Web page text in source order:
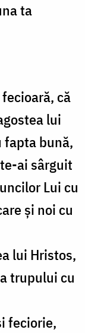
ta
că
lui
fapta bună,
ai sârguit
Lui cu
şi noi cu
lui Hristos,
trupului cu
feciorie,